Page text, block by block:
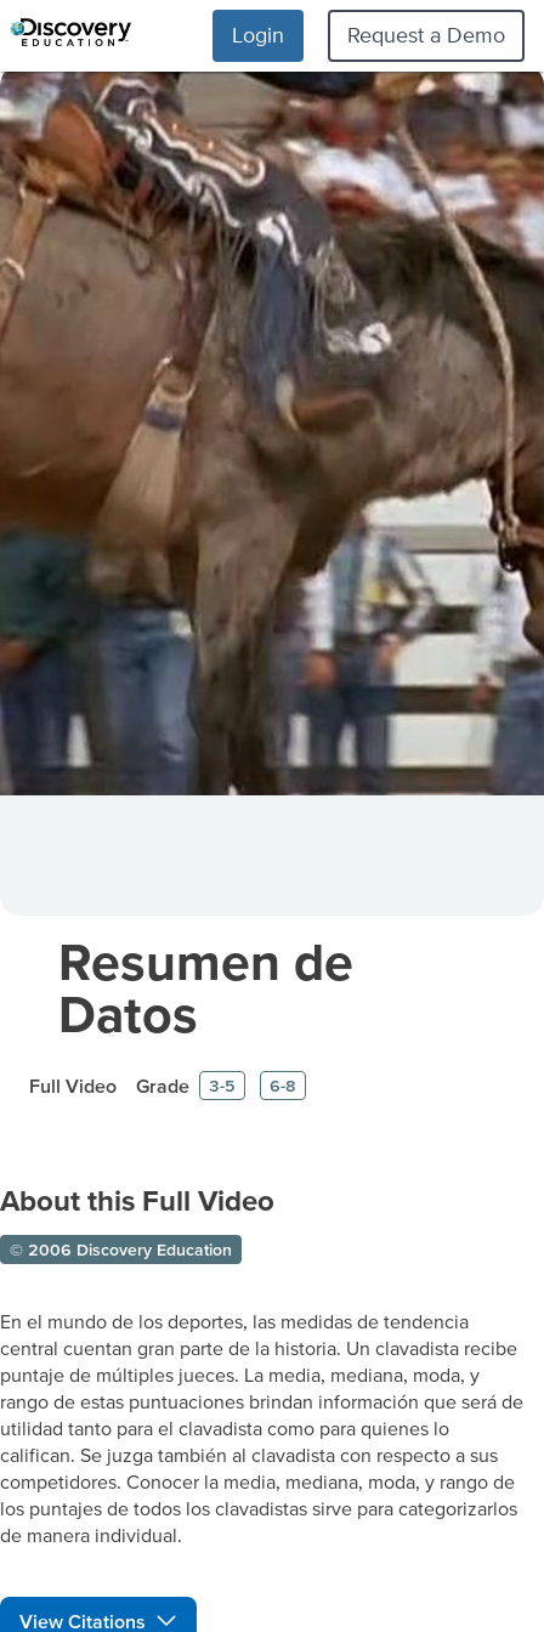
Login Request a Demo
Resumen de
Datos
Full Video Grade 3-5 6-8
About this Full Video
© 2006 Discovery Education
En el mundo de los deportes, las medidas de tendencia
central cuentan gran parte de la historia. Un clavadista recibe
puntaje de múltiples jueces. La media, mediana, moda, y
rango de estas puntuaciones brindan información que será de
utilidad tanto para el clavadista como para quienes lo
califican. Se juzga también al clavadista con respecto a sus
competidores. Conocer la media, mediana, moda, y rango de
los puntajes de todos los clavadistas sirve para categorizarlos
de manera individual.
View Citations